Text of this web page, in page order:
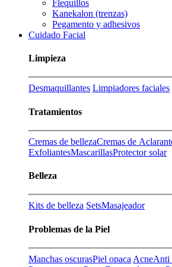
Flequillos
Kanekalon (trenzas)
Pegamento y adhesivos
Cuidado Facial
Limpieza
Desmaquillantes Limpiadores faciales
Tratamientos
Cremas de bellezaCremas de
ExfoliantesMascarillasProtector solar
Belleza
Kits de belleza SetsMasajeador
Problemas de la Piel
Manchas oscurasPiel opaca AcneAnti